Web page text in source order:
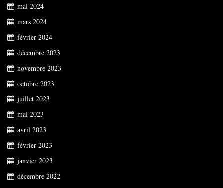
mai 2024
mars 2024
février 2024
décembre 2023
novembre 2023
octobre 2023
juillet 2023
mai 2023
avril 2023
février 2023
janvier 2023
décembre 2022